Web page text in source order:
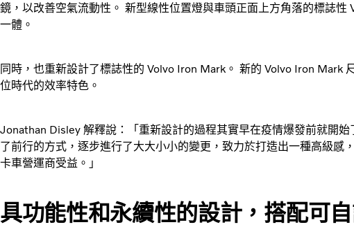
鏡，以改善空氣流動性。 新型線性位置燈與車頭正面上方角落的標誌性
一體。
同時，也重新設計了標誌性的 Volvo Iron Mark。 新的 Volvo Iron Mark
位時代的效率特色。
Jonathan Disley 解釋說：「重新設計的過程其實早在疫情爆發前就開
了前行的方式，逐步進行了大大小小的變更，致力於打造出一種高級感
卡車營運商受益。」
具功能性和永續性的設計，搭配可